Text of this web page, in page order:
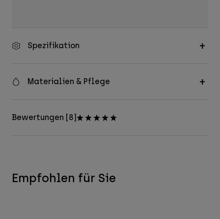
Spezifikation
Materialien & Pflege
Bewertungen [8]
Empfohlen für Sie